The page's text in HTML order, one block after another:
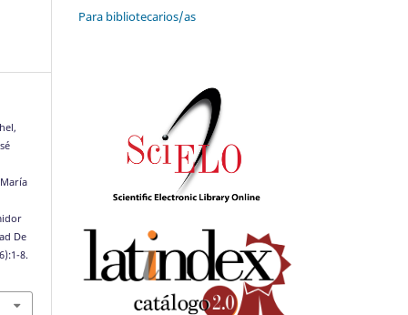
De
8.
Para bibliotecarios/as